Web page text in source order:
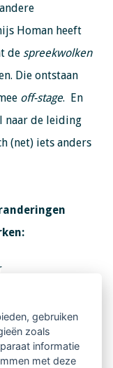
Homan heeft
de spreekwolken
Die ontstaan
off-stage. En
naar de leiding
(net) iets anders
(Obama
tussen
gebruiken
zoals
informatie
met deze